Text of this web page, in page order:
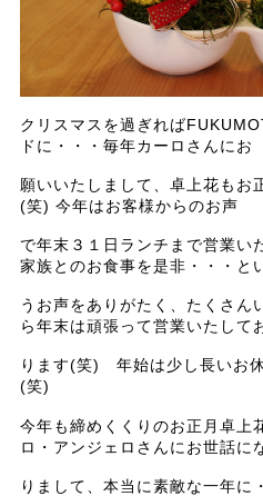
クリスマスを過ぎれば
ドに・・・毎年カーロさんにお
願いいたしまして、卓上花もお
(笑) 今年はお客様からのお声
で年末３１日ランチまで営業い
家族とのお食事を是非・・・と
うお声をありがたく、たくさん
ら年末は頑張って営業いたして
ります(笑) 年始は少し長いお
(笑)
今年も締めくくりのお正月卓上
ロ・アンジェロさんにお世話に
りまして、本当に素敵な一年に